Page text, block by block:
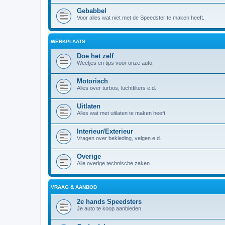
Gebabbel
Voor alles wat niet met de Speedster te maken heeft.
WERKPLAATS
Doe het zelf
Weetjes en tips voor onze auto.
Motorisch
Alles over turbos, luchtfilters e.d.
Uitlaten
Alles wat met uitlaten te maken heeft.
Interieur/Exterieur
Vragen over bekleding, velgen e.d.
Overige
Alle overige technische zaken.
VRAAG & AANBOD
2e hands Speedsters
Je auto te koop aanbieden.